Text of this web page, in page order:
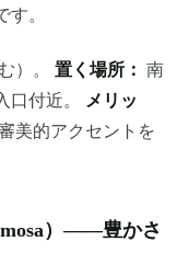
。
）。 置く場所： 南
口付近。
メリッ
美的アクセントを
）——豊かさ